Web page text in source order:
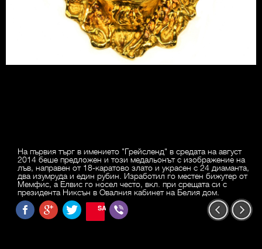
На първия търг в имението "Грейсленд" в средата на август
2014 беше предложен и този медальонът с изображение на
лъв, направен от 18-каратово злато и украсен с 24 диаманта,
два изумруда и един рубин. Изработил го местен бижутер от
Мемфис, а Елвис го носел често, вкл. при срещата си с
президента Никсън в Овалния кабинет на Белия дом.
SAVE